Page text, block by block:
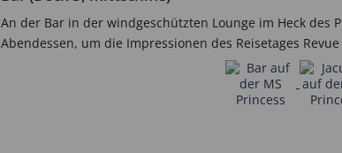
An der Bar in der windgeschützten Lounge im Heck
Abendessen, um die Impressionen des Reisetages